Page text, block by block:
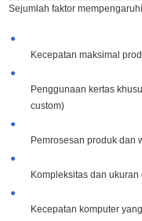
Sejumlah faktor
●
Kecepatan maksimal
●
Penggunaan kertas
custom)
●
Pemrosesan produk dan
●
Kompleksitas dan ukuran
●
Kecepatan komputer